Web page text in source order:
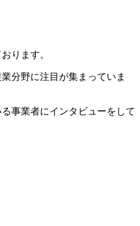
ります。
分野に注目が集まっていま
事業者にインタビューをして